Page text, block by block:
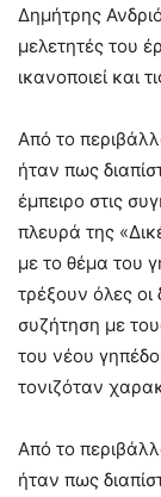
Δημήτρης
μελετητές του
ικανοποιεί και
Από το
ήταν πως
έμπειρο στις
πλευρά της
με το θέμα του
τρέξουν όλες οι
συζήτηση με
του νέου
τονιζόταν
Από το
ήταν πως